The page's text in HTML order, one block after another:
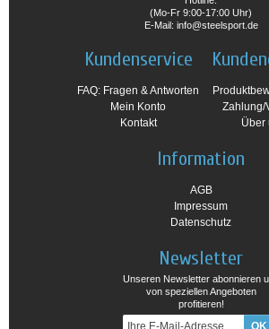
(Mo-Fr 9:00-17:00 Uhr)
E-Mail: info@steelsport.de
Kundenservice
FAQ: Fragen & Antworten
Mein Konto
Kontakt
Zahlung/
Über
Information
AGB
Impressum
Datenschutz
Newsletter
Unseren Newsletter abonnieren
von speziellen Angeboten
profitieren!